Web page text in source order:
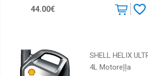
44.00€
SHELL HELIX
4L Motoreļļa